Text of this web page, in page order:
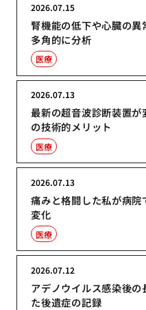
腎機能の低下や心臓の
多角的に分析
2026.07.15
医療
最新の超音波診断装置
の技術的メリット
2026.07.13
医療
痛みと格闘した私が病
変化
2026.07.13
医療
アデノウイルス感染後
た後遺症の記録
2026.07.12